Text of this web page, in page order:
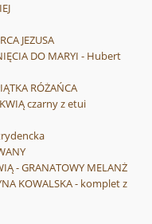
JEZUSA
DO MARYI - Hubert
RÓŻAŃCA
czarny z etui
- GRANATOWY MELANŻ
KOWALSKA - komplet z